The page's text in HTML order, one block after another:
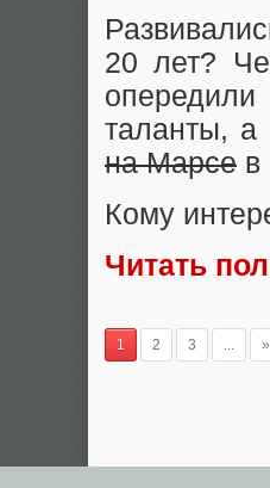
20 лет?
таланты, а
на Марсе в
Кому
Читать
1 2 3 ... »